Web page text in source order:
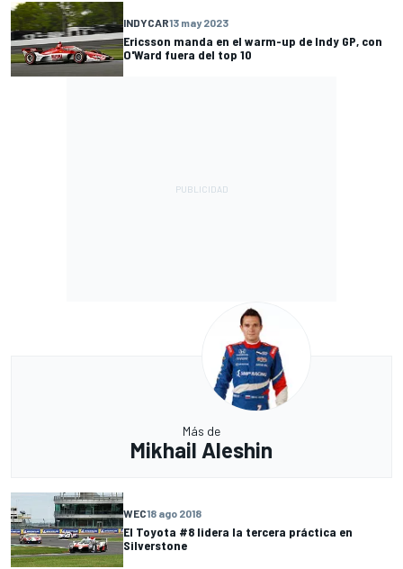
INDYCAR13 may 2023
Ericsson manda en el warm-up de Indy GP, con
O'Ward fuera del top 10
Más de
Mikhail Aleshin
WEC18 ago 2018
El Toyota #8 lidera la tercera práctica en
Silverstone